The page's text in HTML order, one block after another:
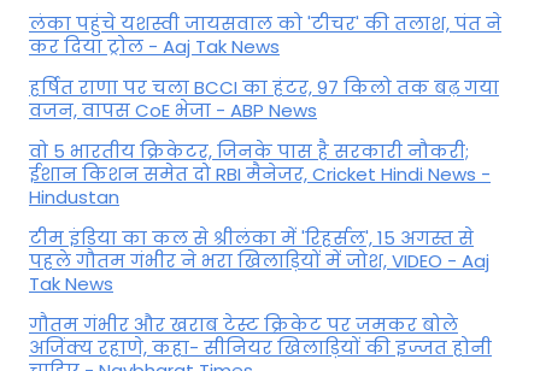
लंका पहुंचे यशस्वी जायसवाल को 'टीचर' की तलाश, पंत ने
कर द‍िया ट्रोल - Aaj Tak News
हर्षित राणा पर चला BCCI का हंटर, 97 किलो तक बढ़ गया
वजन, वापस CoE भेजा - ABP News
वो 5 भारतीय क्रिकेटर, जिनके पास है सरकारी नौकरी;
ईशान किशन समेत दो RBI मैनेजर, Cricket Hindi News -
Hindustan
टीम इंडिया का कल से श्रीलंका में 'रिहर्सल', 15 अगस्त से
पहले गौतम गंभीर ने भरा ख‍िलाड़‍ियों में जोश, VIDEO - Aaj
Tak News
गौतम गंभीर और खराब टेस्ट क्रिकेट पर जमकर बोले
अजिंक्य रहाणे, कहा- सीनियर खिलाड़ियों की इज्जत होनी